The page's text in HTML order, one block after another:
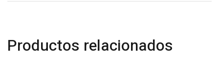
Productos relacionados